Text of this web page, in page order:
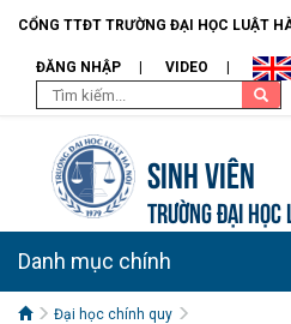
CỔNG TTĐT TRƯỜNG ĐẠI HỌC LUẬT
ĐĂNG NHẬP VIDEO
Sinh viên
TRƯỜNG ĐẠI
Danh mục chính
Đại học chính quy